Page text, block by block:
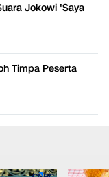
Jokowi 'Saya
Timpa Peserta